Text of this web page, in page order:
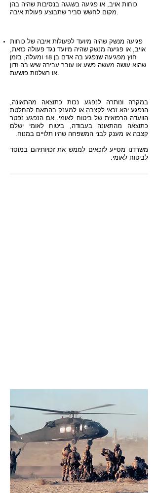
כוחות אויב, או פגיעה בשגגה בנסיבות שהיה בהן
מקום לחשש סביר שתבוצע פעולת איבה.
פגיעה מנשק שהיה מיועד לפעולות איבה של כוחות
אויב, או פגיעה מנשק שהיה מיועד נגד פעולה כזאת,
חוץ מפגיעה שנפגע בה אדם בן 18 ומעלה, בזמן
שהוא עושה מעשה פשע או עובר עבירה שיש בה זדון
או רשלנות פושעת.
במקרה ונותרה לנפגע נכות כתוצאה מהתאונה,
הנפגע יהא זכאי לקצבה או למענק בהתאם להחלטת
הוועדה הרפואית של ביטוח לאומי. אם הנפגע נפטר
כתוצאה מהתאונה בעבודה, ביטוח לאומי ישלם
קצבה או מענק לבני המשפחה שהיו תלויים במנוח.
משרדנו מסייע לזכאים לממש את זכויותיהם במוסד
לביטוח לאומי.